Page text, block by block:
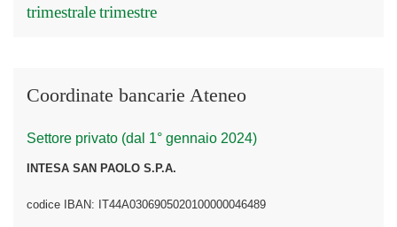
trimestraletrimestre
Coordinate bancarie Ateneo
Settore privato (dal 1° gennaio 2024)
INTESA SAN PAOLO S.P.A.
codice IBAN: IT44A0306905020100000046489